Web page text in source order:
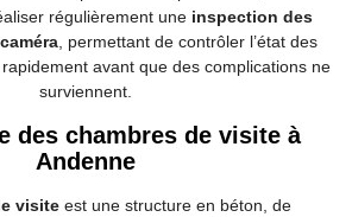
régulièrement une inspection des
, permettant de contrôler l’état des
avant que des complications ne
surviennent.
des chambres de visite à
Andenne
visite est une structure en béton, de